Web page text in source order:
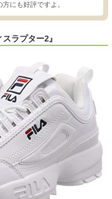
にも好評ですよ。
ラプター2』